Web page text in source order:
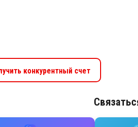
конкурентный счет